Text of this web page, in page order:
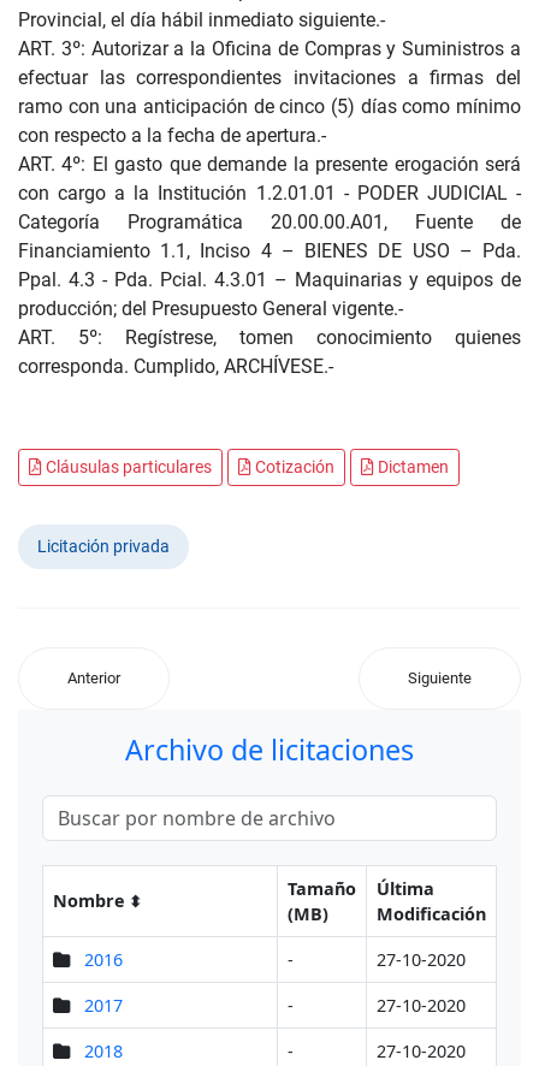
Provincial, el día hábil inmediato siguiente.-
ART. 3º: Autorizar a la Oficina de Compras y Suministros a
efectuar las correspondientes invitaciones a firmas del
ramo con una anticipación de cinco (5) días como mínimo
con respecto a la fecha de apertura.-
ART. 4º: El gasto que demande la presente erogación será
con cargo a la Institución 1.2.01.01 - PODER JUDICIAL -
Categoría Programática 20.00.00.A01, Fuente de
Financiamiento 1.1, Inciso 4 – BIENES DE USO – Pda.
Ppal. 4.3 - Pda. Pcial. 4.3.01 – Maquinarias y equipos de
producción; del Presupuesto General vigente.-
ART. 5º: Regístrese, tomen conocimiento quienes
corresponda. Cumplido, ARCHÍVESE.-
Cláusulas particulares Cotización Dictamen
Licitación privada
Anterior Siguiente